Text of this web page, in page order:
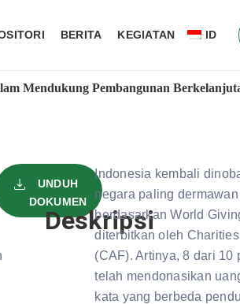
BERITA KEGIATAN ID
Mendukung Pembangunan
UNDUH
DOKUMEN
Deskripsi
Indonesia kembali
negara paling
berdasarkan World
diterbitkan oleh
(CAF). Artinya, 8 dari 10
telah mendonasikan
kata yang berbeda